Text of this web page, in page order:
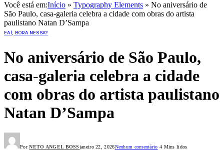
Você está em:Início » Typography Elements » No aniversário de
São Paulo, casa-galeria celebra a cidade com obras do artista
paulistano Natan D’Sampa
EAÍ, BORA NESSA?
No aniversário de São Paulo,
casa-galeria celebra a cidade
com obras do artista paulistano
Natan D’Sampa
Por NETO ANGEL BOSSjaneiro 22, 2026Nenhum comentário 4 Mins lidos